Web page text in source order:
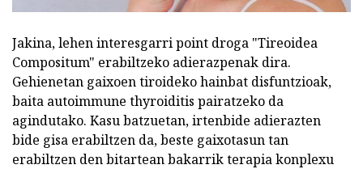
Jakina, lehen interesgarri point droga "Tireoidea
Compositum" erabiltzeko adierazpenak dira.
Gehienetan gaixoen tiroideko hainbat disfuntzioak,
baita autoimmune thyroiditis pairatzeko da
agindutako. Kasu batzuetan, irtenbide adierazten
bide gisa erabiltzen da, beste gaixotasun tan
erabiltzen den bitartean bakarrik terapia konplexu